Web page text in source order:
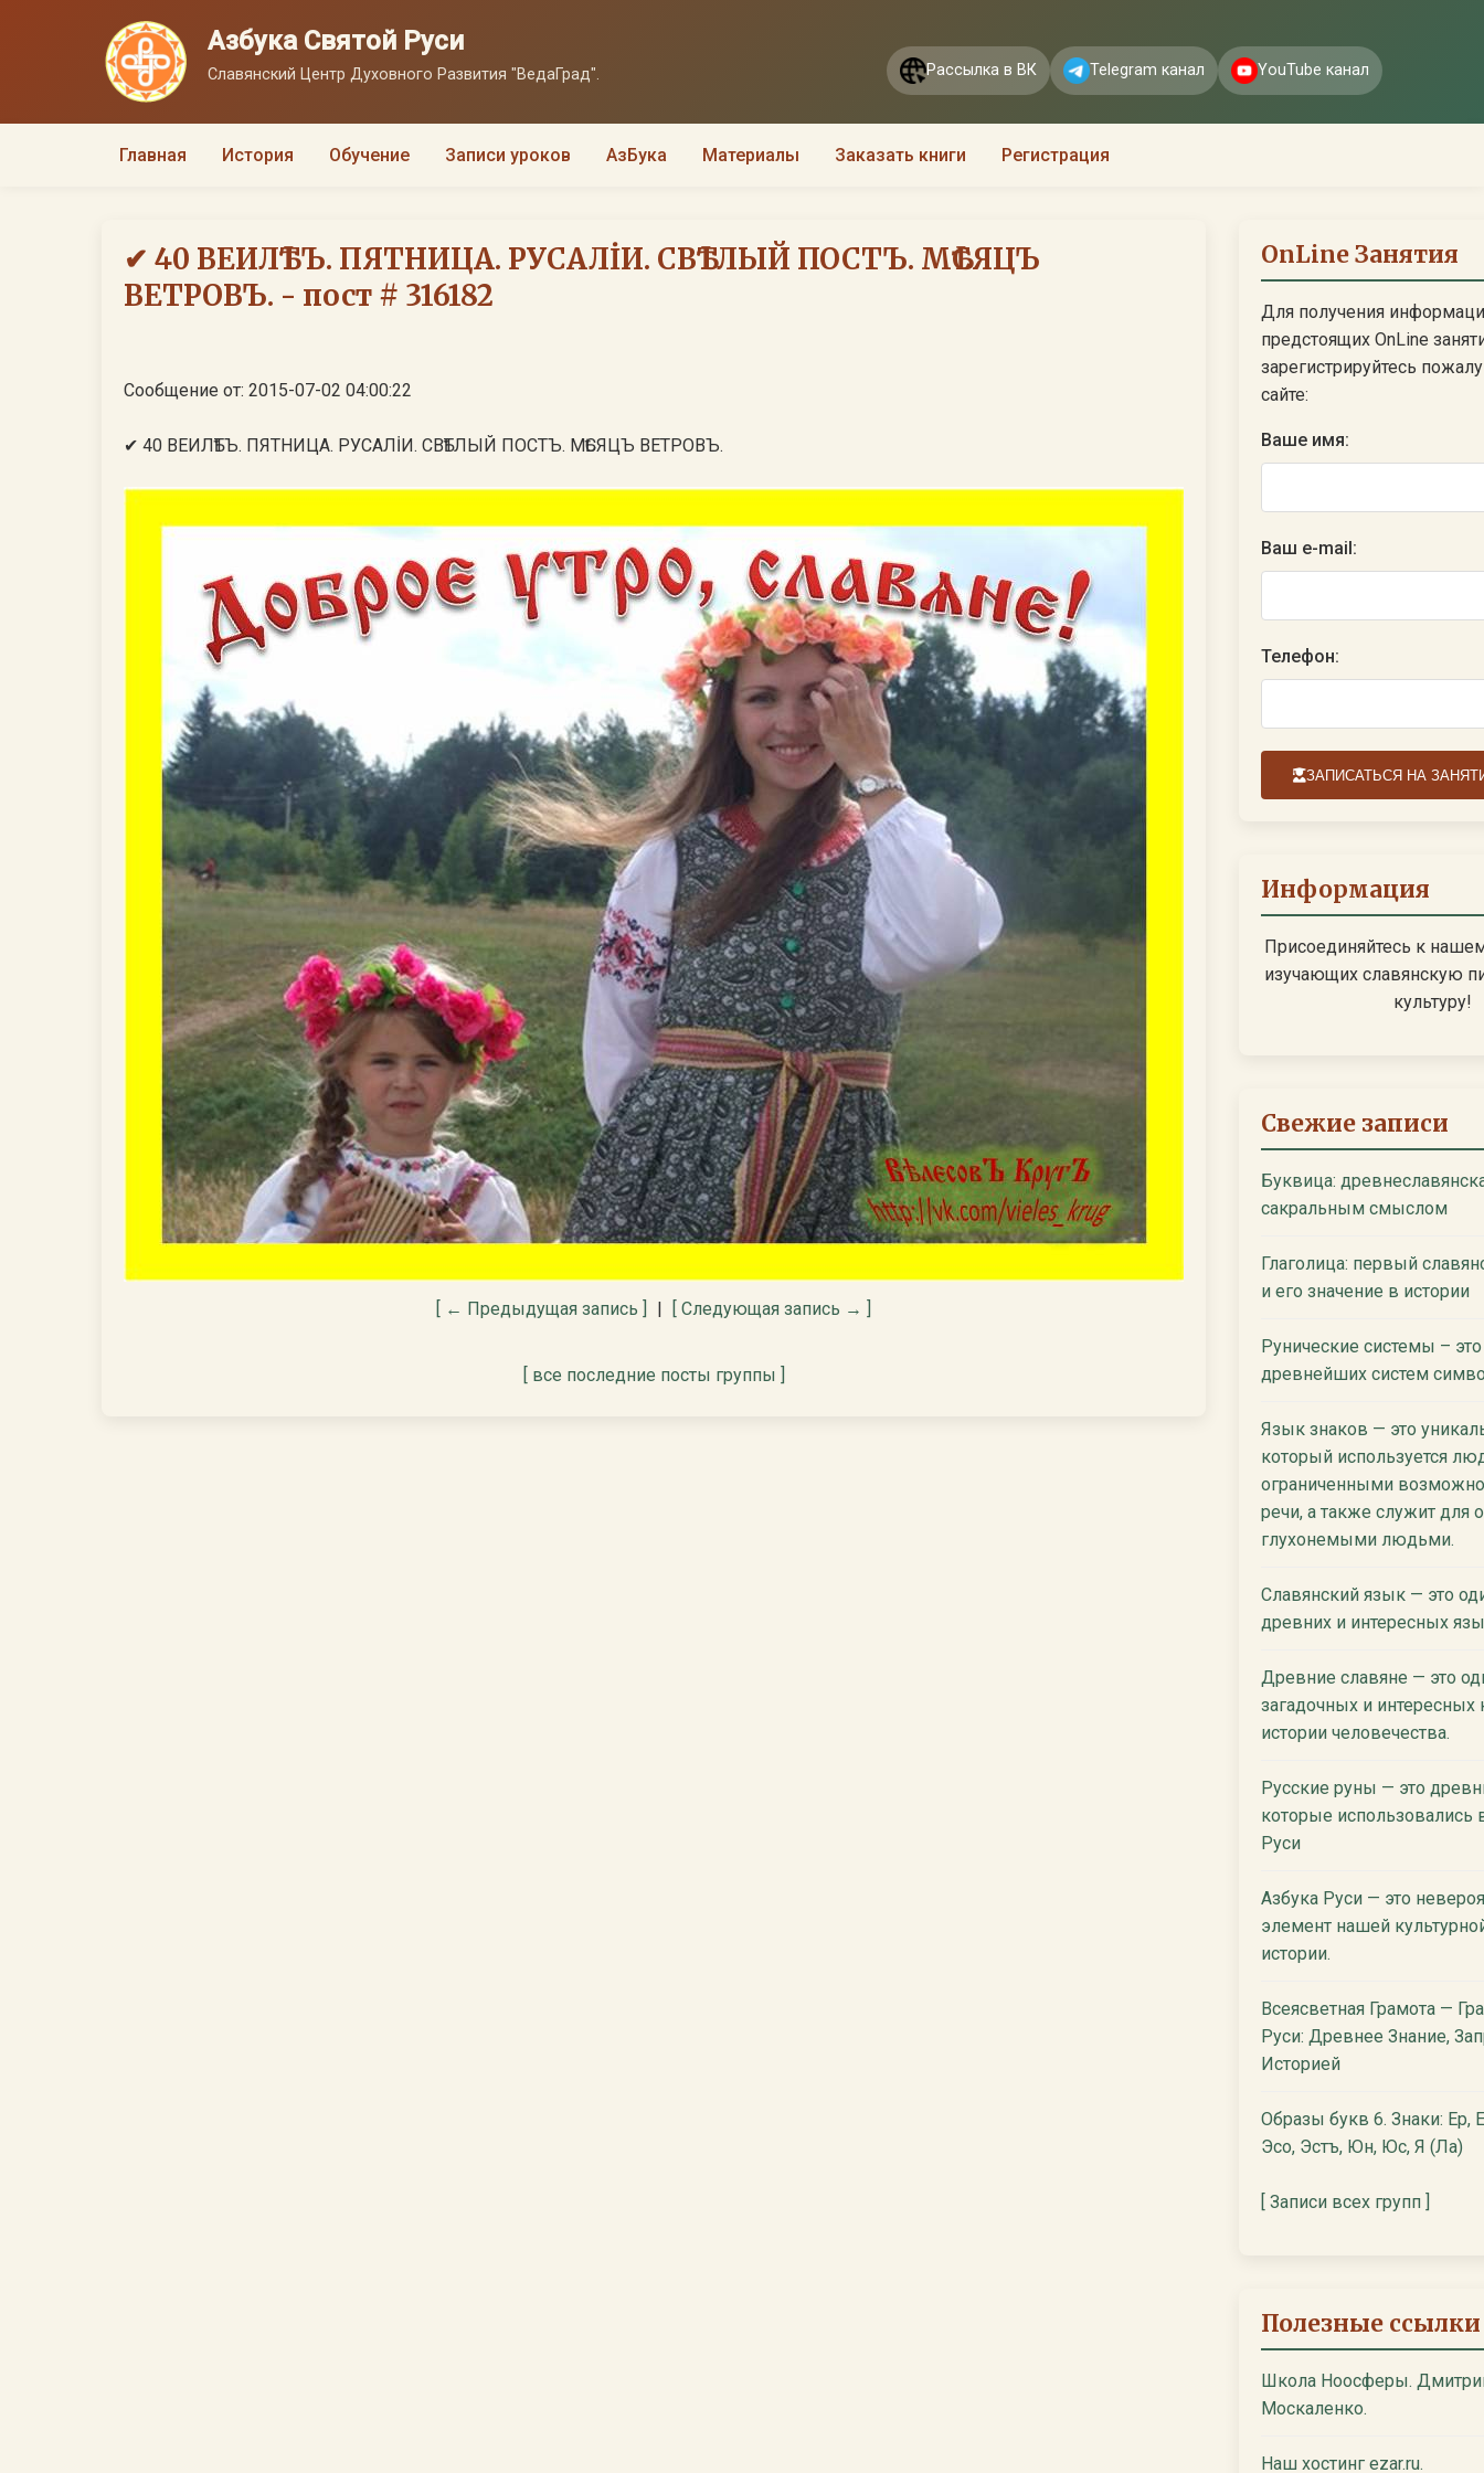
Азбука Святой Руси
Славянский Центр Духовного Развития "ВедаГрад". Рассылка в ВК Telegram канал YouTube канал
Главная История Обучение Записи уроков АзБука Материалы Заказать книги Регистрация
✔ 40 ВЕИЛѢТЪ. ПЯТНИЦА. РУСАЛİИ. СВѢТЛЫЙ ПОСТЪ. МѢСЯЦЪ
ВЕТРОВЪ. - пост # 316182
Сообщение от: 2015-07-02 04:00:22
✔ 40 ВЕИЛѢТЪ. ПЯТНИЦА. РУСАЛİИ. СВѢТЛЫЙ ПОСТЪ. МѢСЯЦЪ ВЕТРОВЪ.
[ ← Предыдущая запись ] | [ Следующая запись → ]
[ все последние посты группы ]
OnLine Занятия
Для получения
предстоящих OnLine
зарегистрируйтесь
сайте:
Ваше имя:
Ваш e-mail:
Телефон:
ЗАПИСАТЬСЯ НА
Информация
Присоединяйтесь к
изучающих славянскую
культуру!
Свежие записи
Буквица:
сакральным смыслом
Глаголица: первый
и его значение в истории
Рунические системы –
древнейших систем
Язык знаков — это
который используется
ограниченными
речи, а также служит для
глухонемыми людьми.
Славянский язык — это
древних и интересных
Древние славяне — это
загадочных и интересных
истории человечества.
Русские руны — это
которые использовались
Руси
Азбука Руси — это
элемент нашей
истории.
Всеясветная Грамота —
Руси: Древнее Знание,
Историей
Образы букв 6. Знаки: Ер,
Эсо, Эстъ, Юн, Юс, Я (Ла)
[ Записи всех групп ]
Полезные ссылки
Школа Ноосферы.
Москаленко.
Наш хостинг ezar.ru.